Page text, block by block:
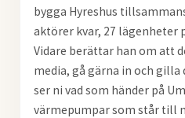
bygga Hyreshus
aktörer kvar, 27 lägenheter
Vidare berättar han om att
media, gå gärna in och gilla
ser ni vad som händer på
värmepumpar som står till